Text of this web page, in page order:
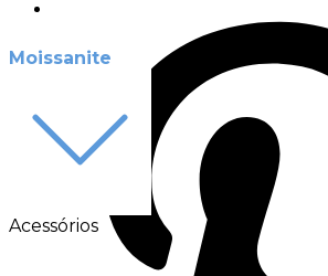
Moissanite
Acessórios